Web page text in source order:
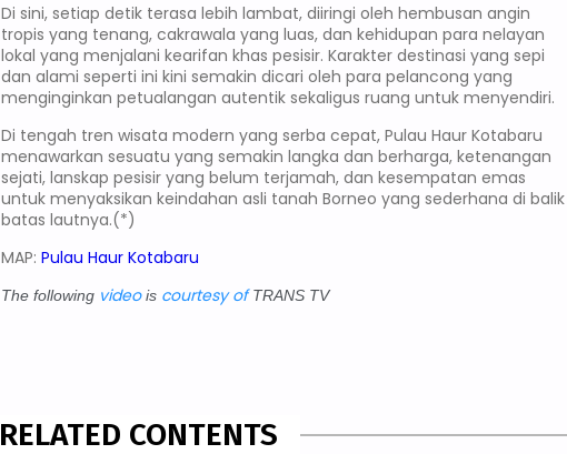
Di sini, setiap detik terasa lebih lambat, diiringi oleh hembusan angin
tropis yang tenang, cakrawala yang luas, dan kehidupan para nelayan
lokal yang menjalani kearifan khas pesisir. Karakter destinasi yang sepi
dan alami seperti ini kini semakin dicari oleh para pelancong yang
menginginkan petualangan autentik sekaligus ruang untuk menyendiri.
Di tengah tren wisata modern yang serba cepat, Pulau Haur Kotabaru
menawarkan sesuatu yang semakin langka dan berharga, ketenangan
sejati, lanskap pesisir yang belum terjamah, dan kesempatan emas
untuk menyaksikan keindahan asli tanah Borneo yang sederhana di balik
batas lautnya.(*)
MAP: Pulau Haur Kotabaru
The following videois courtesy ofTRANS TV
RELATED CONTENTS